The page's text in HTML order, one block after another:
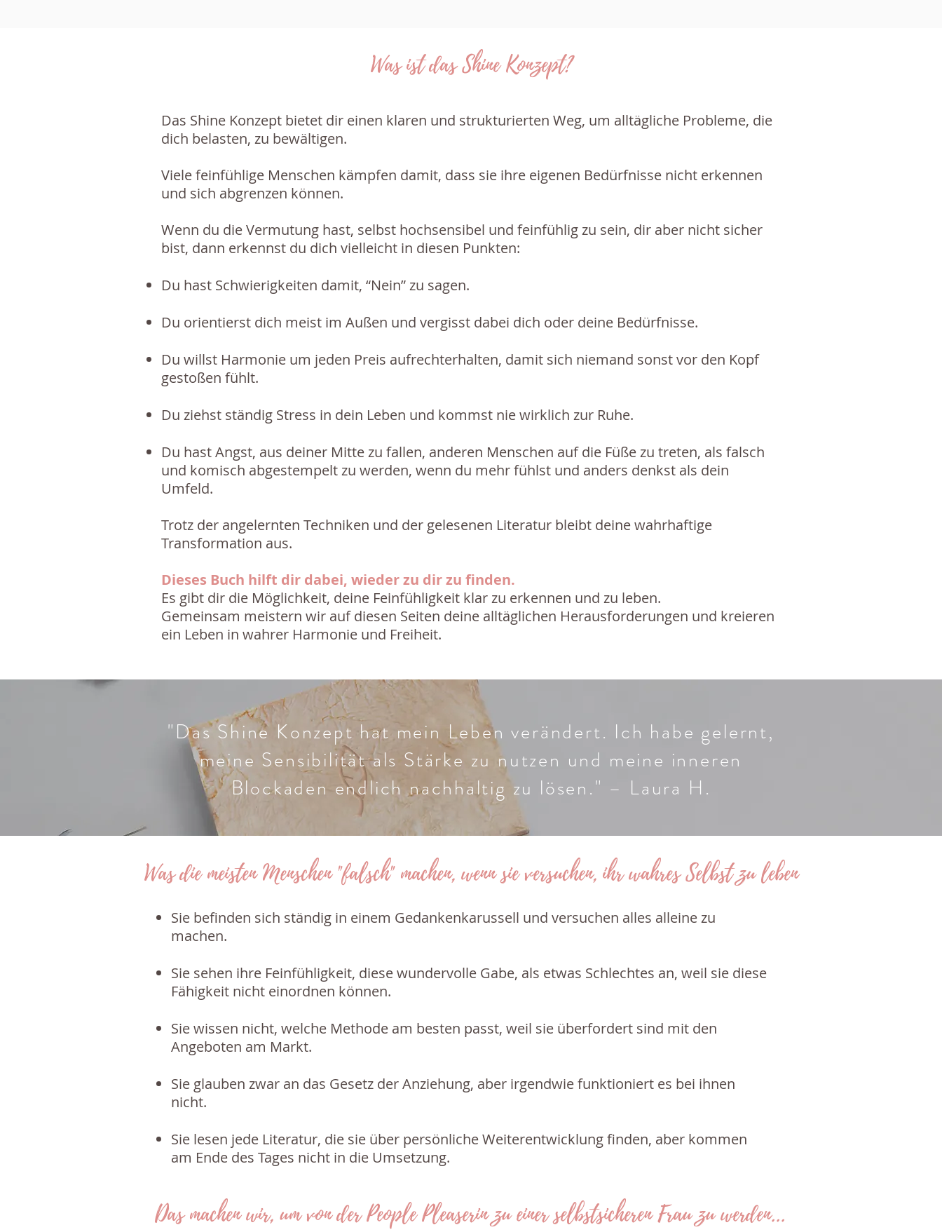
Was ist das Shine Konzept?
Das Shine Konzept bietet dir einen klaren und strukturierten Weg, um alltägliche Probleme, die
dich belasten, zu bewältigen.
Viele feinfühlige Menschen kämpfen damit, dass sie ihre eigenen Bedürfnisse nicht erkennen
und sich abgrenzen können.
Wenn du die Vermutung hast, selbst hochsensibel und feinfühlig zu sein, dir aber nicht sicher
bist, dann erkennst du dich vielleicht in diesen Punkten:
Du hast Schwierigkeiten damit, “Nein” zu sagen.
Du orientierst dich meist im Außen und vergisst dabei dich oder deine Bedürfnisse.
Du willst Harmonie um jeden Preis aufrechterhalten, damit sich niemand sonst vor den Kopf
gestoßen fühlt.
Du ziehst ständig Stress in dein Leben und kommst nie wirklich zur Ruhe.
Du hast Angst, aus deiner Mitte zu fallen, anderen Menschen auf die Füße zu treten, als falsch
und komisch abgestempelt zu werden, wenn du mehr fühlst und anders denkst als dein
Umfeld.
Trotz der angelernten Techniken und der gelesenen Literatur bleibt deine wahrhaftige
Transformation aus.
Dieses Buch hilft dir dabei, wieder zu dir zu finden.
Es gibt dir die Möglichkeit, deine Feinfühligkeit klar zu erkennen und zu leben.
Gemeinsam meistern wir auf diesen Seiten deine alltäglichen Herausforderungen und kreieren
ein Leben in wahrer Harmonie und Freiheit.
"Das Shine Konzept hat mein Leben verändert. Ich habe gelernt,
meine Sensibilität als Stärke zu nutzen und meine inneren
Blockaden endlich nachhaltig zu lösen." – Laura H.
Was die meisten Menschen "falsch" machen, wenn sie versuchen, ihr wahres Selbst zu leben
Sie befinden sich ständig in einem Gedankenkarussell und versuchen alles alleine zu
machen.
Sie sehen ihre Feinfühligkeit, diese wundervolle Gabe, als etwas Schlechtes an, weil sie diese
Fähigkeit nicht einordnen können.
Sie wissen nicht, welche Methode am besten passt, weil sie überfordert sind mit den
Angeboten am Markt.
Sie glauben zwar an das Gesetz der Anziehung, aber irgendwie funktioniert es bei ihnen
nicht.
Sie lesen jede Literatur, die sie über persönliche Weiterentwicklung finden, aber kommen
am Ende des Tages nicht in die Umsetzung.
Das machen wir, um von der People Pleaserin zu einer selbstsicheren Frau zu werden...